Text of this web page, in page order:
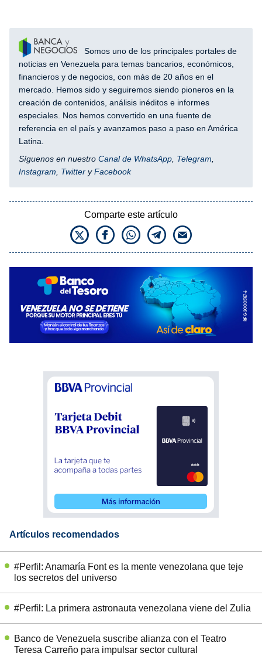
Somos uno de los principales portales de
noticias en Venezuela para temas bancarios, económicos,
financieros y de negocios, con más de 20 años en el
mercado. Hemos sido y seguiremos siendo pioneros en la
creación de contenidos, análisis inéditos e informes
especiales. Nos hemos convertido en una fuente de
referencia en el país y avanzamos paso a paso en América
Latina.
Síguenos en nuestro Canal de WhatsApp Telegram
Instagram
Twitter yFacebook
Comparte este artículo
Artículos recomendados
#Perfil: Anamaría Font es la mente venezolana que teje
los secretos del universo
#Perfil: La primera astronauta venezolana viene del Zulia
Banco de Venezuela suscribe alianza con el Teatro
Teresa Carreño para impulsar sector cultural